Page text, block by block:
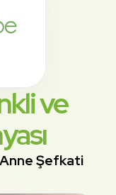
ve
Şefkati